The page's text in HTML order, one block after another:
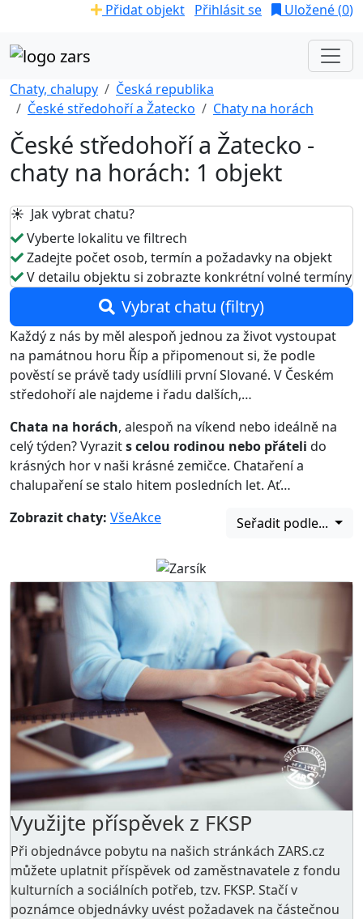
Přidat objekt Přihlásit se Uložené (0)
Chaty, chalupy
Česká republika
České středohoří a Žatecko
Chaty na horách
České středohoří a Žatecko -
chaty na horách: 1 objekt
☀️ Jak vybrat chatu?
Vyberte lokalitu ve filtrech
Zadejte počet osob, termín a požadavky na objekt
V detailu objektu si zobrazte konkrétní volné termíny
Vybrat chatu (filtry)
Každý z nás by měl alespoň jednou za život vystoupat
na památnou horu Říp a připomenout si, že podle
pověstí se právě tady usídlili první Slované. V Českém
středohoří ale najdeme i řadu dalších,…
Chata na horách, alespoň na víkend nebo ideálně na
celý týden? Vyrazits celou rodinou nebo přáteli do
krásných hor v naši krásné zemičce. Chataření a
chalupaření se stalo hitem posledních let. Ať…
Zobrazit chaty: VšeAkce Seřadit podle...
Využijte příspěvek z FKSP
Při objednávce pobytu na našich stránkách ZARS.cz
můžete uplatnit příspěvek od zaměstnavatele z fondu
kulturních a sociálních potřeb, tzv. FKSP. Stačí v
poznámce objednávky uvést požadavek na částečnou